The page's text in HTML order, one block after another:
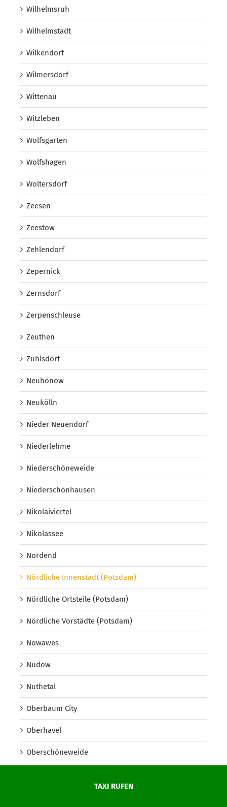
TAXI RUFEN
Wilhelmsruh
Wilhelmstadt
Wilkendorf
Wilmersdorf
Wittenau
Witzleben
Wolfsgarten
Wolfshagen
Woltersdorf
Zeesen
Zeestow
Zehlendorf
Zepernick
Zernsdorf
Zerpenschleuse
Zeuthen
Zühlsdorf
Neuhönow
Neukölln
Nieder Neuendorf
Niederlehme
Niederschöneweide
Niederschönhausen
Nikolaiviertel
Nikolassee
Nordend
Nördliche Innenstadt (Potsdam)
Nördliche Ortsteile (Potsdam)
Nördliche Vorstädte (Potsdam)
Nowawes
Nudow
Nuthetal
Oberbaum City
Oberhavel
Oberschöneweide